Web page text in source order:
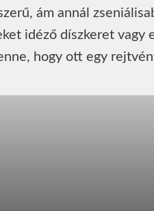
ám annál
idéző díszkeret vagy
hogy ott egy